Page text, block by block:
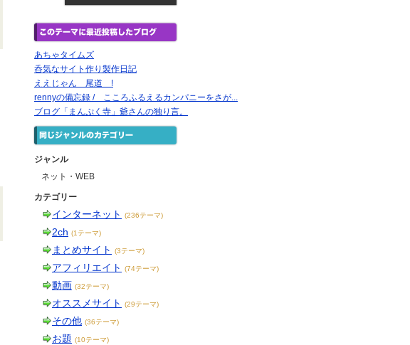
あちゃタイムズ
呑気なサイト作り製作日記
ええじゃん 尾道 !
rennyの備忘録 / こころふるえるカンパニーをさが...
ブログ「まんぷく寺」爺さんの独り言。
ジャンル
ネット・WEB
カテゴリー
インターネット (236テーマ)
2ch (1テーマ)
まとめサイト (3テーマ)
アフィリエイト (74テーマ)
動画 (32テーマ)
オススメサイト (29テーマ)
その他 (36テーマ)
お題 (10テーマ)